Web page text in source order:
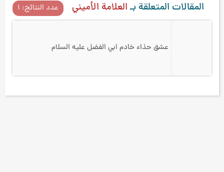
المقالات المتعلقة بـالعلامة الأميني عدد النتائج: ۱
عشق حذاء خادم ابي الفضل عليه السلام